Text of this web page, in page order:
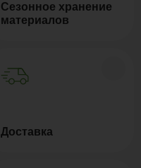
Сезонное хранение
материалов
Доставка